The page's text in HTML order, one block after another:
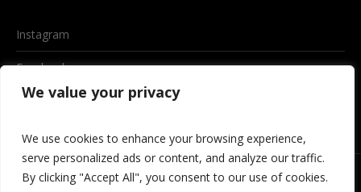
We value your privacy
We use cookies to enhance your browsing experience,
serve personalized ads or content, and analyze our traffic.
By clicking "Accept All", you consent to our use of cookies.
Instagram
Facebook